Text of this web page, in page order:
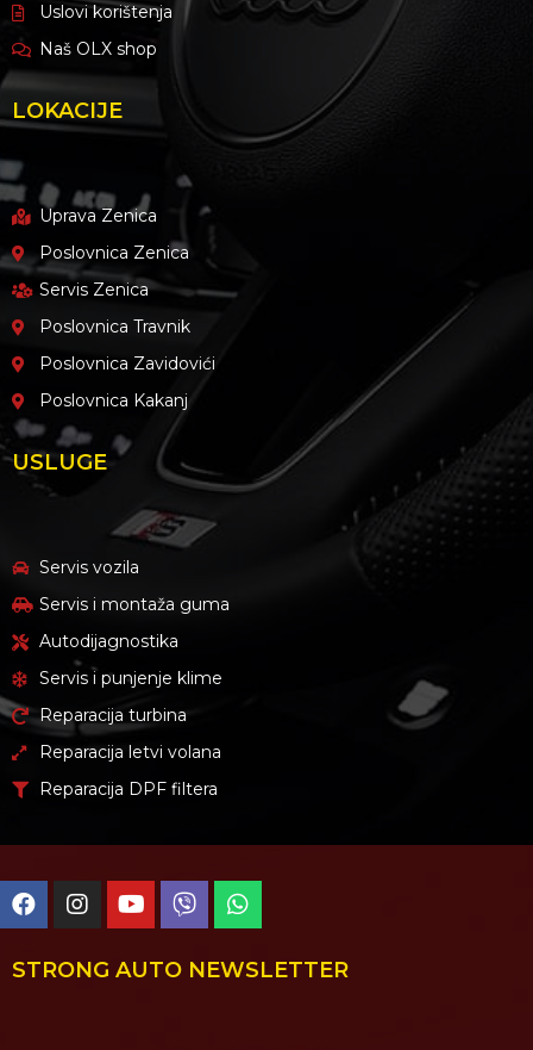
Uslovi korištenja
Naš OLX shop
LOKACIJE
Uprava Zenica
Poslovnica Zenica
Servis Zenica
Poslovnica Travnik
Poslovnica Zavidovići
Poslovnica Kakanj
USLUGE
Servis vozila
Servis i montaža guma
Autodijagnostika
Servis i punjenje klime
Reparacija turbina
Reparacija letvi volana
Reparacija DPF filtera
STRONG AUTO NEWSLETTER